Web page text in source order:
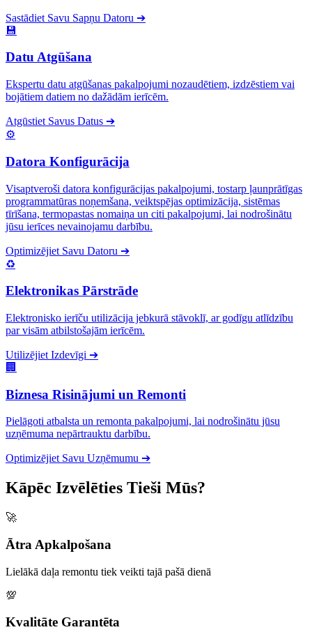
Sastādiet Savu Sapņu Datoru ➔
💾
Datu Atgūšana
Ekspertu datu atgūšanas pakalpojumi nozaudētiem, izdzēstiem vai
bojātiem datiem no dažādām ierīcēm.
Atgūstiet Savus Datus ➔
⚙️
Datora Konfigurācija
Visaptveroši datora konfigurācijas pakalpojumi, tostarp ļaunprātīgas
programmatūras noņemšana, veiktspējas optimizācija, sistēmas
tīrīšana, termopastas nomaiņa un citi pakalpojumi, lai nodrošinātu
jūsu ierīces nevainojamu darbību.
Optimizējiet Savu Datoru ➔
♻️
Elektronikas Pārstrāde
Elektronisko ierīču utilizācija jebkurā stāvoklī, ar godīgu atlīdzību
par visām atbilstošajām ierīcēm.
Utilizējiet Izdevīgi ➔
🏢
Biznesa Risinājumi un Remonti
Pielāgoti atbalsta un remonta pakalpojumi, lai nodrošinātu jūsu
uzņēmuma nepārtrauktu darbību.
Optimizējiet Savu Uzņēmumu ➔
Kāpēc Izvēlēties Tieši Mūs?
🚀
Ātra Apkalpošana
Lielākā daļa remontu tiek veikti tajā pašā dienā
💯
Kvalitāte Garantēta